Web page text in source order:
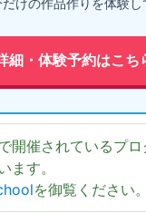
けの作品作りを体験し
細・体験予約はこち
開催されているプ
ます。
を御覧ください。